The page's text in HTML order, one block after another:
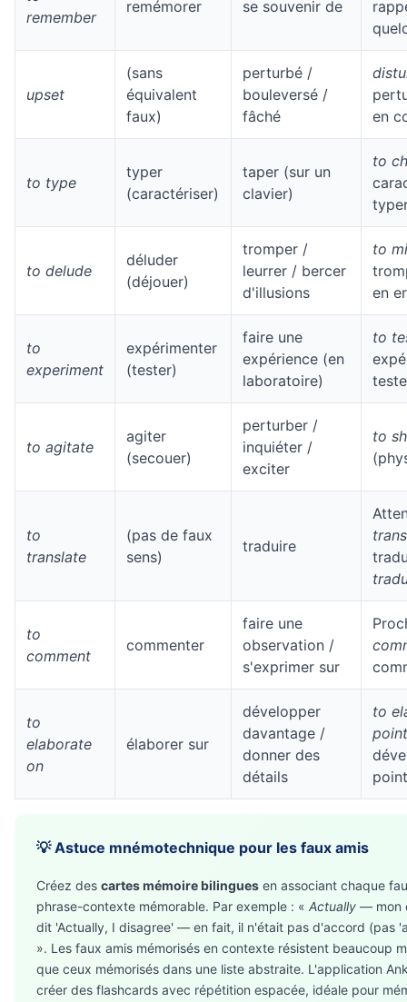
remember
remémorer se souvenir de
upset
(sans
équivalent
faux)
perturbé /
bouleversé /
fâché
en
to type
typer
(caractériser)
taper (sur un
clavier)
to
to delude
déluder
(déjouer)
tromper /
leurrer / bercer
d'illusions
to
en
to
experiment
expérimenter
(tester)
faire une
expérience (en
laboratoire)
to
to agitate
agiter
(secouer)
perturber /
inquiéter /
exciter
to
to
translate
(pas de faux
sens)
traduire
to
comment
commenter
faire une
observation /
s'exprimer sur
to
elaborate
on
élaborer sur
développer
davantage /
donner des
détails
to
point
point
💡 Astuce mnémotechnique pour les faux amis
Créez des cartes mémoire bilingues en associant chaque
phrase-contexte mémorable. Par exemple : « Actually — mon
dit 'Actually, I disagree' — en fait, il n'était pas d'accord (pas
». Les faux amis mémorisés en contexte résistent beaucoup
que ceux mémorisés dans une liste abstraite. L'application
créer des flashcards avec répétition espacée, idéale pour